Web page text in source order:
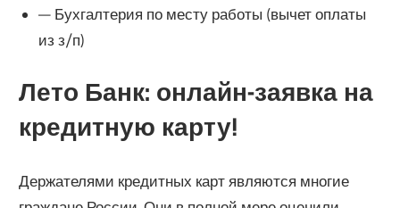
— Бухгалтерия по месту работы (вычет оплаты
из з/п)
Лето Банк: онлайн-заявка на
кредитную карту!
Держателями кредитных карт являются многие